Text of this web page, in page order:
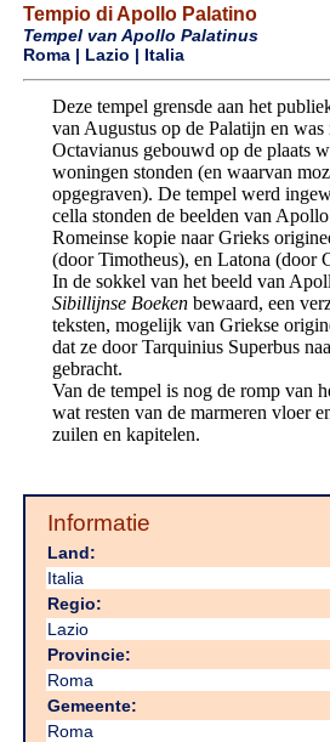
Tempio di Apollo Palatino
Tempel van Apollo Palatinus
Roma | Lazio | Italia
Deze tempel grensde aan het
van Augustus op de Palatijn en
Octavianus gebouwd op de plaats
woningen stonden (en waarvan
opgegraven). De tempel werd
cella stonden de beelden van
Romeinse kopie naar Grieks
(door Timotheus), en Latona (door
In de sokkel van het beeld van
Sibillijnse Boeken bewaard, een
teksten, mogelijk van Griekse
dat ze door Tarquinius Superbus
gebracht.
Van de tempel is nog de romp van
wat resten van de marmeren vloer
zuilen en kapitelen.
Informatie
Land:
Italia
Regio:
Lazio
Provincie:
Roma
Gemeente:
Roma